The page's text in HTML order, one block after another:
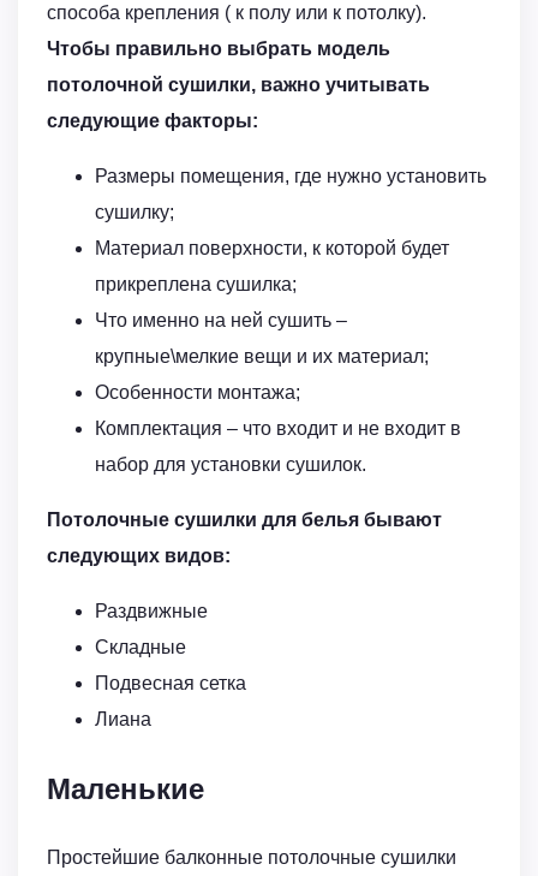
способа крепления ( к полу или к потолку).
Чтобы правильно выбрать модель
потолочной сушилки, важно учитывать
следующие факторы:
Размеры помещения, где нужно установить
сушилку;
Материал поверхности, к которой будет
прикреплена сушилка;
Что именно на ней сушить –
крупные\мелкие вещи и их материал;
Особенности монтажа;
Комплектация – что входит и не входит в
набор для установки сушилок.
Потолочные сушилки для белья бывают
следующих видов:
Раздвижные
Складные
Подвесная сетка
Лиана
Маленькие
Простейшие балконные потолочные сушилки